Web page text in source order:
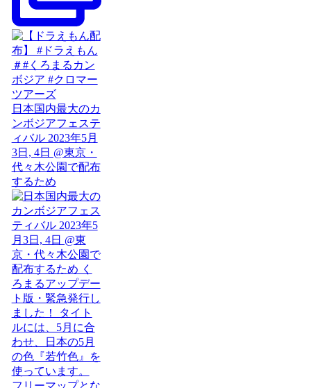
日本国内最大のカ
ンボジアフェステ
ィバル 2023年5月
3日, 4日 @東京・
代々木公園で配布
するため